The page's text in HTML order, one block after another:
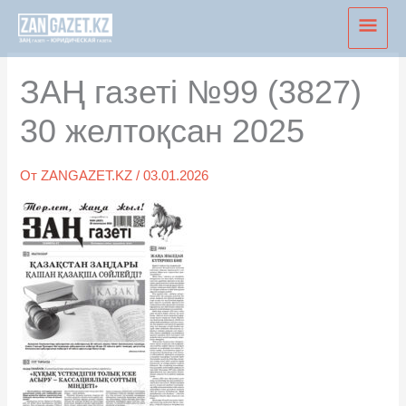
Перейти
содержимому
ЗАҢ газеті №99 (3827)
30 желтоқсан 2025
ОтZANGAZET.KZ/03.01.2026